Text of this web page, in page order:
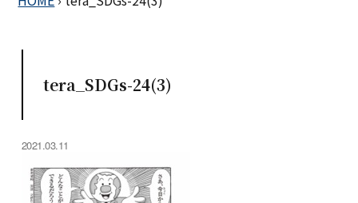
tera_SDGs-24(3)
2021.03.11